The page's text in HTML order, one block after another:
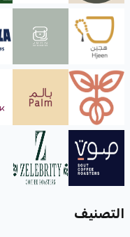
التصنيف